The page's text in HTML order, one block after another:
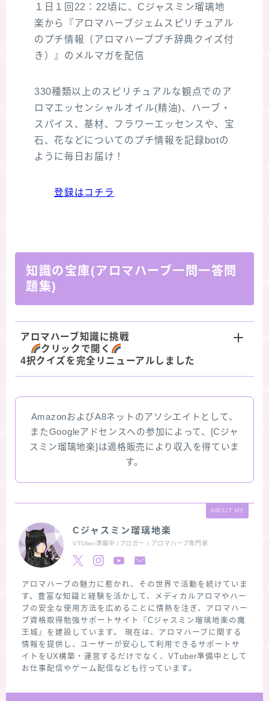
１日１回22：22頃に、Cジャスミン瑠璃地
楽から『アロマハーブジェムスピリチュアル
のプチ情報（アロマハーブプチ辞典クイズ付
き）』のメルマガを配信
330種類以上のスピリチュアルな観点でのア
ロマエッセンシャルオイル(精油)、ハーブ・
スパイス、基材、フラワーエッセンスや、宝
石、花などについてのプチ情報を記録botの
ように毎日お届け！
登録はコチラ
知識の宝庫(アロマハーブ一問一答問
題集)
アロマハーブ知識に挑戦
クリックで開く
4択クイズを完全リニューアルしました
AmazonおよびA8ネットのアソシエイトとして、
またGoogleアドセンスへの参加によって、[Cジャ
スミン瑠璃地楽]は適格販売により収入を得ていま
す。
ABOUT ME
Cジャスミン瑠璃地楽
VTUber準備中 /ブロガー / アロマハーブ専門家
アロマハーブの魅力に惹かれ、その世界で活動を続けていま
す。豊富な知識と経験を活かして、メディカルアロマやハー
ブの安全な使用方法を広めることに情熱を注ぎ、アロマハー
ブ資格取得勉強サポートサイト『Cジャスミン瑠璃地楽の魔
王城』を建設しています。 現在は、アロマハーブに関する
情報を提供し、ユーザーが安心して利用できるサポートサ
イトをUX構築・運営するだけでなく、VTuber準備中として
お仕事配信やゲーム配信なども行っています。